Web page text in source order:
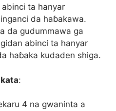
abinci ta hanyar
da haɓakawa.
da gudummawa ga
abinci ta hanyar
haɓaka kudaden shiga.
:
4 na gwaninta a